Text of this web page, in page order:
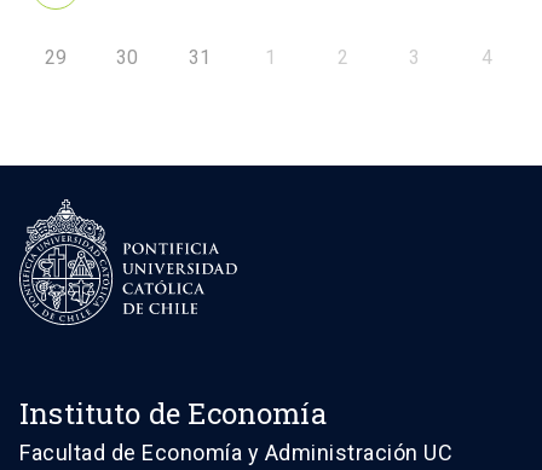
29 30 31 1 2 3 4
Instituto de Economía
Facultad de Economía y Administración UC